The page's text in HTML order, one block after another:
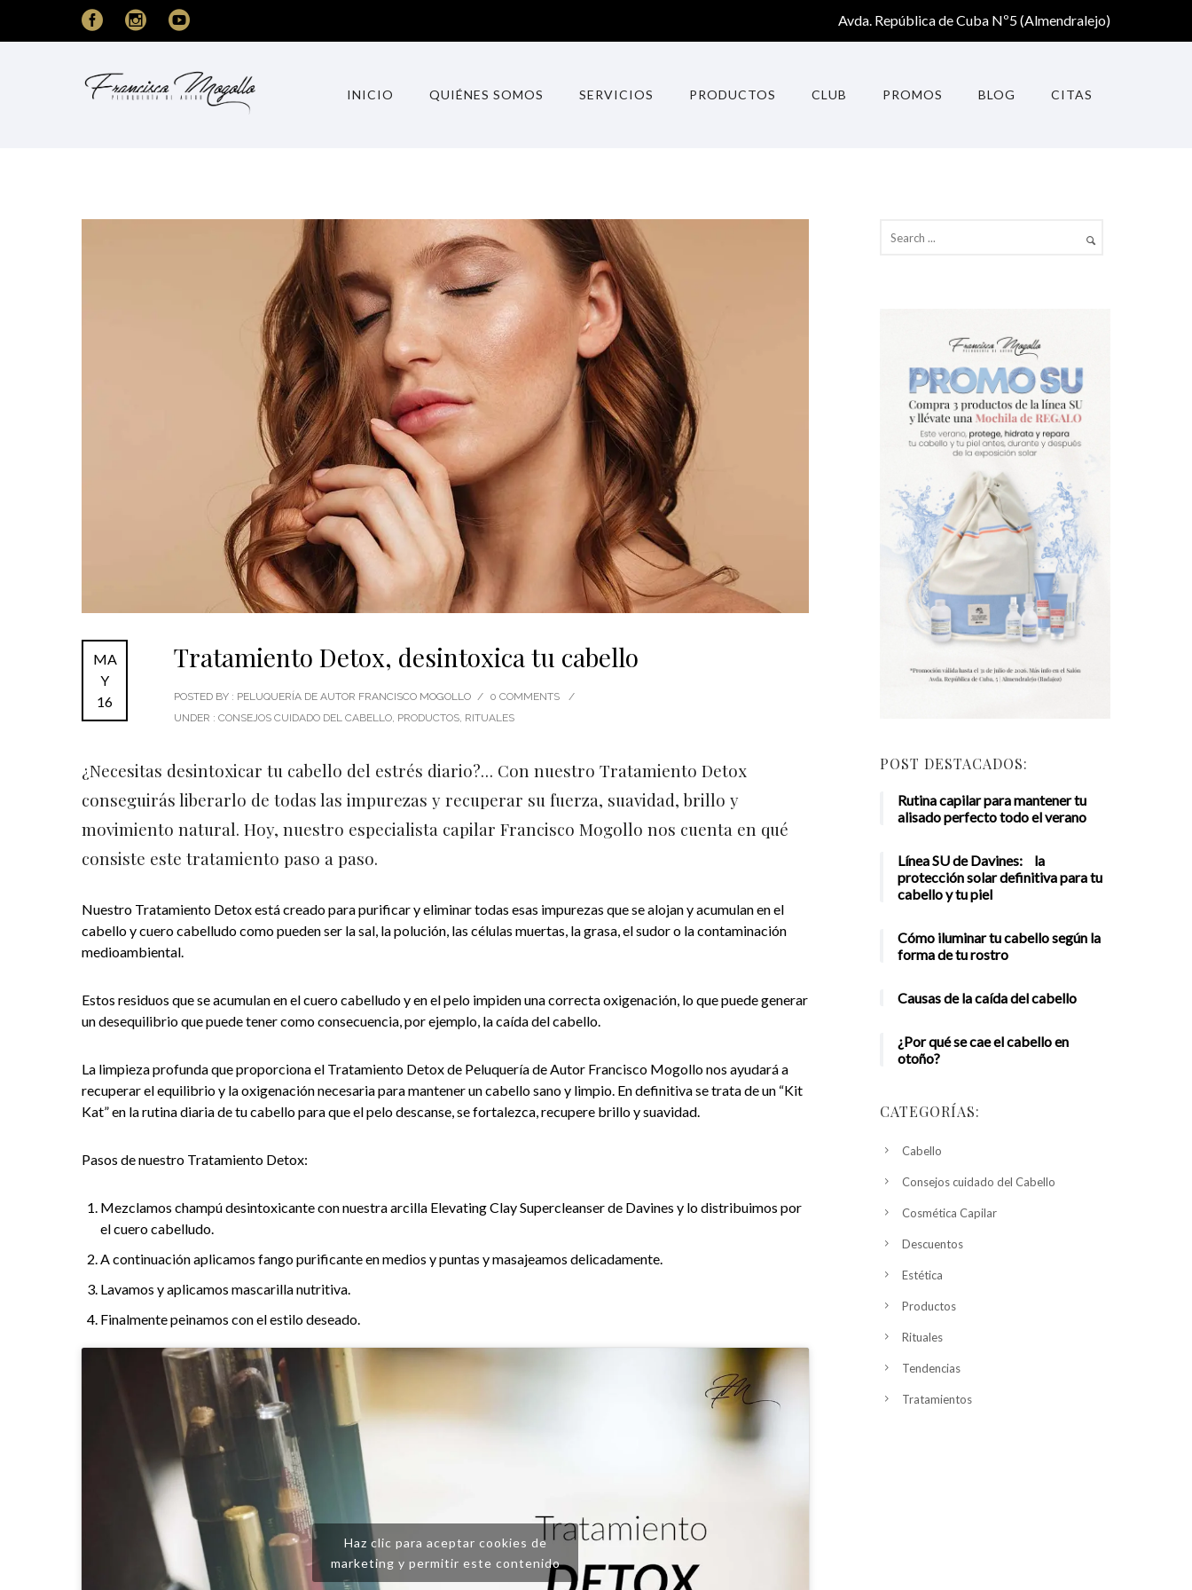
Avda. República de Cuba Nº5 (Almendralejo)
INICIO QUIÉNES SOMOS SERVICIOS PRODUCTOS CLUB PROMOS BLOG CITAS
MA
Y
16
Tratamiento Detox, desintoxica tu cabello
POSTED BY : PELUQUERÍA DE AUTOR FRANCISCO MOGOLLO / 0 COMMENTS
/
UNDER : CONSEJOS CUIDADO DEL CABELLO, PRODUCTOS, RITUALES
¿Necesitas desintoxicar tu cabello del estrés diario?… Con nuestro Tratamiento Detox
conseguirás liberarlo de todas las impurezas y recuperar su fuerza, suavidad, brillo y
movimiento natural. Hoy, nuestro especialista capilar Francisco Mogollo nos cuenta en qué
consiste este tratamiento paso a paso.
Nuestro Tratamiento Detox está creado para purificar y eliminar todas esas impurezas que se alojan y acumulan en el
cabello y cuero cabelludo como pueden ser la sal, la polución, las células muertas, la grasa, el sudor o la contaminación
medioambiental.
Estos residuos que se acumulan en el cuero cabelludo y en el pelo impiden una correcta oxigenación, lo que puede generar
un desequilibrio que puede tener como consecuencia, por ejemplo, la caída del cabello.
La limpieza profunda que proporciona el Tratamiento Detox de Peluquería de Autor Francisco Mogollo nos ayudará a
recuperar el equilibrio y la oxigenación necesaria para mantener un cabello sano y limpio. En definitiva se trata de un “Kit
Kat” en la rutina diaria de tu cabello para que el pelo descanse, se fortalezca, recupere brillo y suavidad.
Pasos de nuestro Tratamiento Detox:
Mezclamos champú desintoxicante con nuestra arcilla Elevating Clay Supercleanser de Davines y lo distribuimos por
el cuero cabelludo.
A continuación aplicamos fango purificante en medios y puntas y masajeamos delicadamente.
Lavamos y aplicamos mascarilla nutritiva.
Finalmente peinamos con el estilo deseado.
Haz clic para aceptar cookies de
marketing y permitir este contenido
POST DESTACADOS:
Rutina capilar para mantener tu
alisado perfecto todo el verano
Línea SU de Davines: la
protección solar definitiva para tu
cabello y tu piel
Cómo iluminar tu cabello según la
forma de tu rostro
Causas de la caída del cabello
¿Por qué se cae el cabello en
otoño?
CATEGORÍAS:
Cabello
Consejos cuidado del Cabello
Cosmética Capilar
Descuentos
Estética
Productos
Rituales
Tendencias
Tratamientos